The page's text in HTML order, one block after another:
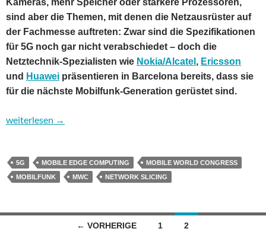
Kameras, mehr Speicher oder stärkere Prozessoren,
sind aber die Themen, mit denen die Netzausrüster auf
der Fachmesse auftreten: Zwar sind die Spezifikationen
für 5G noch gar nicht verabschiedet – doch die
Netztechnik-Spezialisten wie Nokia/Alcatel , Ericsson
und Huawei präsentieren in Barcelona bereits, dass sie
für die nächste Mobilfunk-Generation gerüstet sind.
5G nimmt erste Formen an
weiterlesen →
5G MOBILE EDGE COMPUTING
MOBILE WORLD CONGRESS
MOBILFUNK
MWC NETWORK SLICING
Beitragsnavigation
← VORHERIGE 1 2